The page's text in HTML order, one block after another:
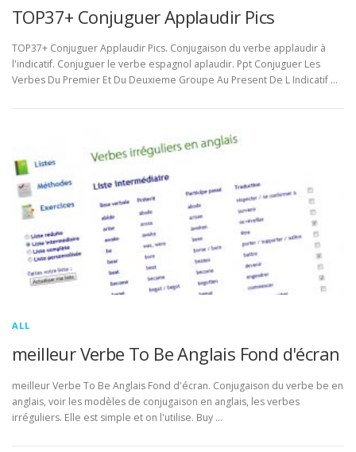
TOP37+ Conjuguer Applaudir Pics
TOP37+ Conjuguer Applaudir Pics. Conjugaison du verbe applaudir à
l'indicatif. Conjuguer le verbe espagnol aplaudir. Ppt Conjuguer Les
Verbes Du Premier Et Du Deuxieme Groupe Au Present De L Indicatif …
ALL
meilleur Verbe To Be Anglais Fond d'écran
meilleur Verbe To Be Anglais Fond d'écran. Conjugaison du verbe be en
anglais, voir les modèles de conjugaison en anglais, les verbes
irréguliers. Elle est simple et on l'utilise. Buy …